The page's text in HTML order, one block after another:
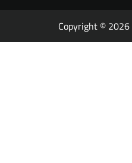
Copyright © 2026